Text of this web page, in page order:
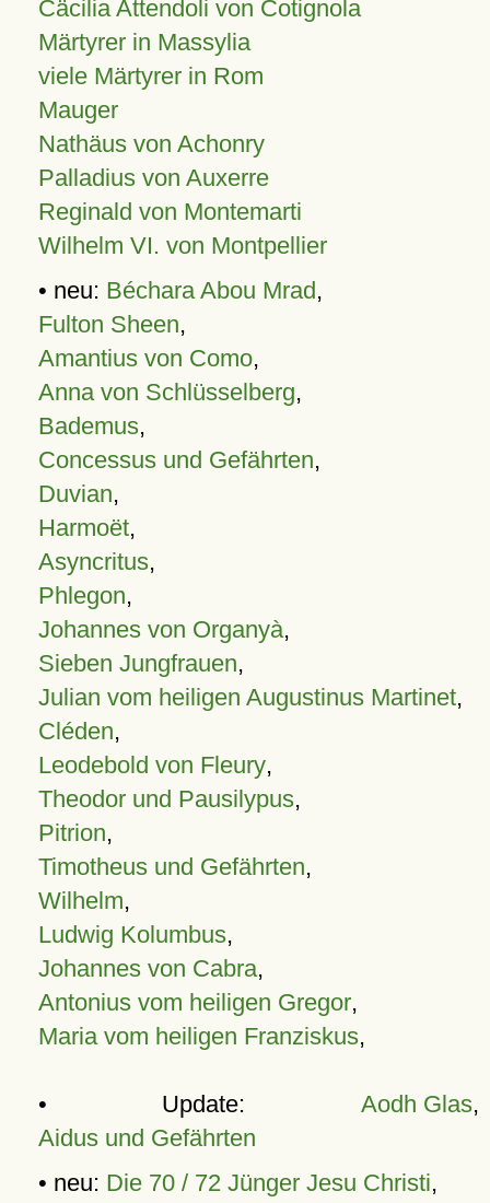
Cäcilia Attendoli von Cotignola
Märtyrer in Massylia
viele Märtyrer in Rom
Mauger
Nathäus von Achonry
Palladius von Auxerre
Reginald von Montemarti
Wilhelm VI. von Montpellier
• neu: Béchara Abou Mrad,
Fulton Sheen,
Amantius von Como,
Anna von Schlüsselberg,
Bademus,
Concessus und Gefährten,
Duvian,
Harmoët,
Asyncritus,
Phlegon,
Johannes von Organyà,
Sieben Jungfrauen,
Julian vom heiligen Augustinus Martinet,
Cléden,
Leodebold von Fleury,
Theodor und Pausilypus,
Pitrion,
Timotheus und Gefährten,
Wilhelm,
Ludwig Kolumbus,
Johannes von Cabra,
Antonius vom heiligen Gregor,
Maria vom heiligen Franziskus,
• Update: Aodh Glas,
Aidus und Gefährten
• neu: Die 70 / 72 Jünger Jesu Christi,